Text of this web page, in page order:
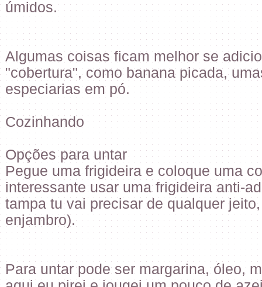
úmidos.
Algumas coisas ficam melhor se
"cobertura", como banana picada,
especiarias em pó.
Cozinhando
Opções para untar
Pegue uma frigideira e coloque uma
interessante usar uma frigideira anti-
tampa tu vai precisar de qualquer
enjambro).
Para untar pode ser margarina, óleo,